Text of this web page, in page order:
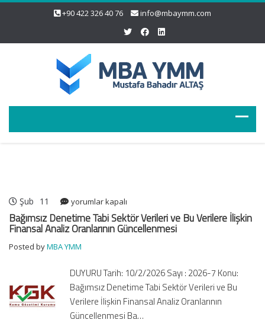
+90 422 326 40 76 info@mbaymm.com
Şub 11
Bağımsız
Denetime
Tabi
Verileri
Bu
Verilere
İlişkin
Finansal
yorumlar kapalı
Bağımsız Denetime Tabi Sektör Verileri ve Bu Verilere İlişkin
Finansal Analiz Oranlarının Güncellenmesi
Posted byMBA YMM
DUYURU Tarih: 10/2/2026 Sayı : 2026-7 Konu:
Bağımsız Denetime Tabi Sektör Verileri ve Bu
Verilere İlişkin Finansal Analiz Oranlarının
Güncellenmesi Ba…